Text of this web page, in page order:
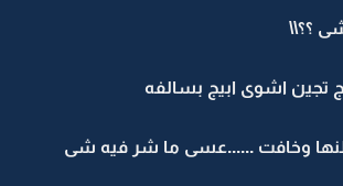
؟؟\\
تجين اشوى ابيج بسالفه
وخافت ......عسى ما شر فيه شى